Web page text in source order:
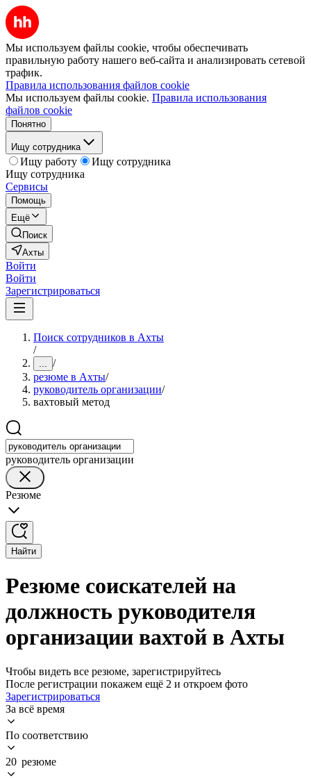
Мы используем файлы cookie, чтобы обеспечивать
правильную работу нашего веб-сайта и анализировать сетевой
трафик.
Правила использования файлов cookie
Мы используем файлы cookie. Правила использования
файлов cookie
Понятно
Ищу сотрудника
Ищу работу
Ищу сотрудника
Ищу сотрудника
Сервисы
Помощь
Ещё
Поиск
Ахты
Войти
Войти
Зарегистрироваться
Поиск сотрудников в Ахты
/
... /
резюме в Ахты/
руководитель организации/
вахтовый метод
руководитель организации
Резюме
Найти
Резюме соискателей на
должность руководителя
организации вахтой в Ахты
Чтобы видеть все резюме, зарегистрируйтесь
После регистрации покажем ещё 2 и откроем фото
Зарегистрироваться
За всё время
По соответствию
20 резюме